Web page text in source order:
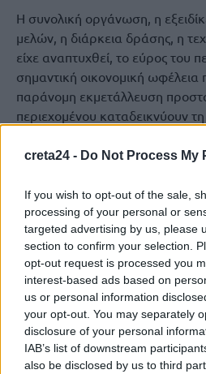
creta24 - Do Not Process My
If you wish to opt-out of the sale,
processing of your personal or
targeted advertising by us, please
section to confirm your selection.
opt-out request is processed you
interest-based ads based on
us or personal information
your opt-out. You may separately
disclosure of your personal
IAB’s list of downstream
also be disclosed by us to third
Η συνολική οργάνωση, η
μελών, η διάρκεια δράσης, η
είχε αναπτυχθεί, το εύρος του
σημαντική οικονομική
παράνομη εκμετάλλευση
περιεχομένου καταδεικνύουν
τομέα της διαδικτυακής
Αξίζει να σημειωθεί ότι η βάση
εντοπίστηκε, εμφάνιζε
πελάτες – τελικούς χρήστες,
περιουσιακό όφελος που
εγκληματικής οργάνωσης
7.000.000 ευρώ, με τη
παρόχων να εκτιμάται ότι
Επιπλέον, από τον